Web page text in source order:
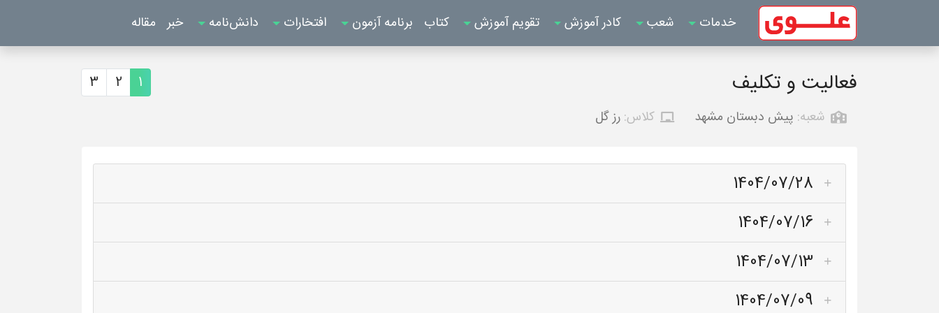
خدمات شعب کادر آموزش تقویم آموزش کتاب برنامه آزمون افتخارات دانش‌نامه خبر مقاله
فعالیت و تکلیف 1
2
3
شعبه: پیش دبستان مشهد کلاس: رز گل
1404/07/28
1404/07/16
1404/07/13
1404/07/09